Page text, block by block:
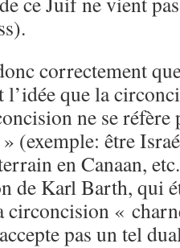
correctement
que la
ne se réfère
(exemple: être
en Canaan,
de Karl Barth, qui
«
pas un tel